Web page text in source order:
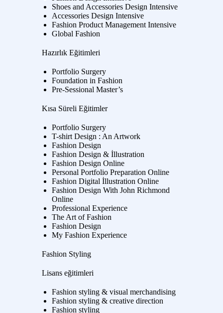
Shoes and Accessories Design Intensive
Accessories Design Intensive
Fashion Product Management Intensive
Global Fashion
Hazırlık Eğitimleri
Portfolio Surgery
Foundation in Fashion
Pre-Sessional Master’s
Kısa Süreli Eğitimler
Portfolio Surgery
T-shirt Design : An Artwork
Fashion Design
Fashion Design & İllustration
Fashion Design Online
Personal Portfolio Preparation Online
Fashion Digital İllustration Online
Fashion Design With John Richmond
Online
Professional Experience
The Art of Fashion
Fashion Design
My Fashion Experience
Fashion Styling
Lisans eğitimleri
Fashion styling & visual merchandising
Fashion styling & creative direction
Fashion styling